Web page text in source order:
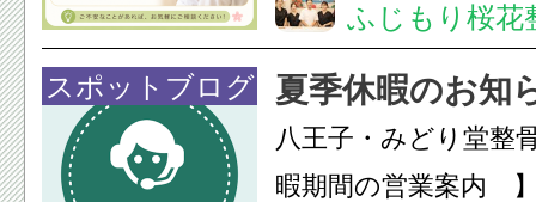
ご説明を行い、お一
った通院ペースをご
す。当院では回数券
て...
ふじもり桜花
スポットブログ 夏季休暇のお知
八王子・みどり堂整
暇期間の営業案内